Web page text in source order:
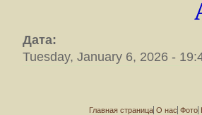
Дата:
Tuesday, January 6, 2026 -
Главная страница О нас Фото